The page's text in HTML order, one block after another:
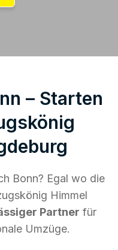
– Starten
Bonn? Egal wo die
Himmel
Partner für
Umzüge.